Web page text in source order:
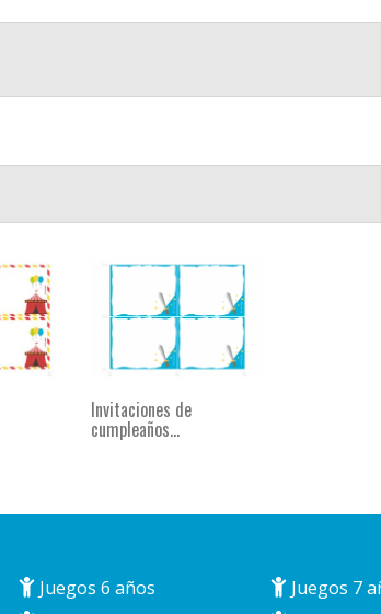
Invitaciones de
cumpleaños...
Juegos 6 años
Juegos 7